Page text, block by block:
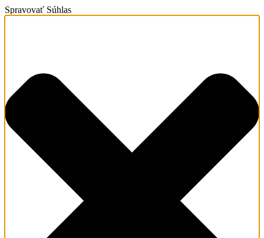
Spravovať Súhlas